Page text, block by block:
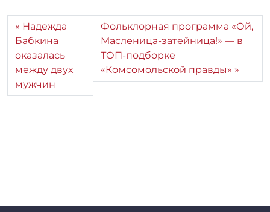
Надежда
Бабкина
оказалась
между двух
мужчин
Фольклорная программа «Ой,
Масленица-затейница!» — в
ТОП-подборке
«Комсомольской правды»